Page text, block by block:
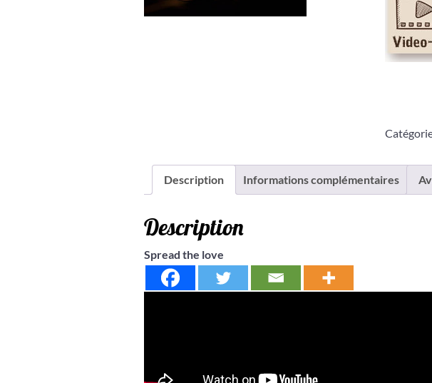
Description Informations complémentaires
Description
Spread the love